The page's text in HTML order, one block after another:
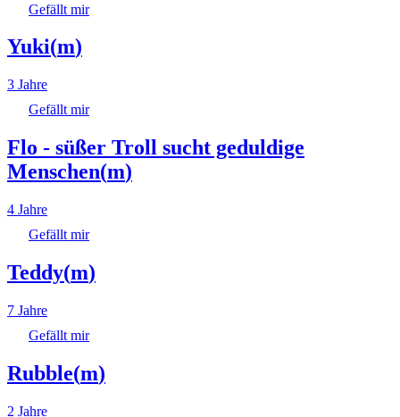
Gefällt mir
Yuki(m)
3 Jahre
Gefällt mir
Flo - süßer Troll sucht geduldige
Menschen(m)
4 Jahre
Gefällt mir
Teddy(m)
7 Jahre
Gefällt mir
Rubble(m)
2 Jahre